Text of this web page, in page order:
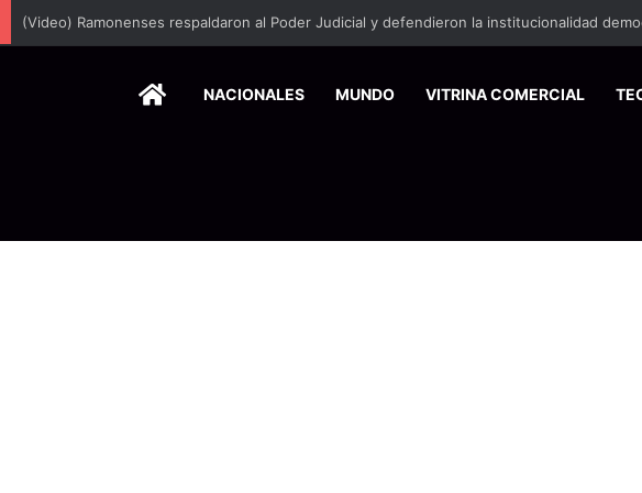
HOMENACIONALES MUNDO VITRINA COMERCIAL